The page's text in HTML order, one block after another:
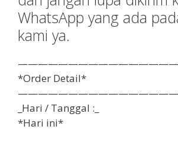
WhatsApp yang ada
kami ya.
*Order Detail*
_Hari / Tanggal :_
*Hari ini*